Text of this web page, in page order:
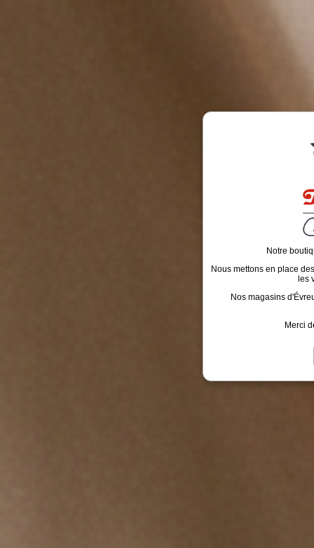
Notre
Nous mettons en place
les
Nos magasins
Merci